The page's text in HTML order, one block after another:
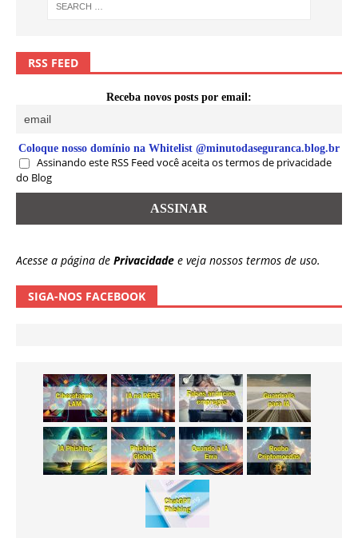
RSS FEED
Receba novos posts por email:
Coloque nosso domínio na Whitelist @minutodaseguranca.blog.br
Assinando este RSS Feed você aceita os termos de privacidade
do Blog
Acesse a página de Privacidade e veja nossos termos de uso.
SIGA-NOS FACEBOOK